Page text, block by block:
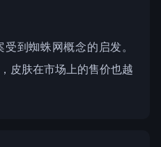
到蜘蛛网概念的启发。
皮肤在市场上的售价也越